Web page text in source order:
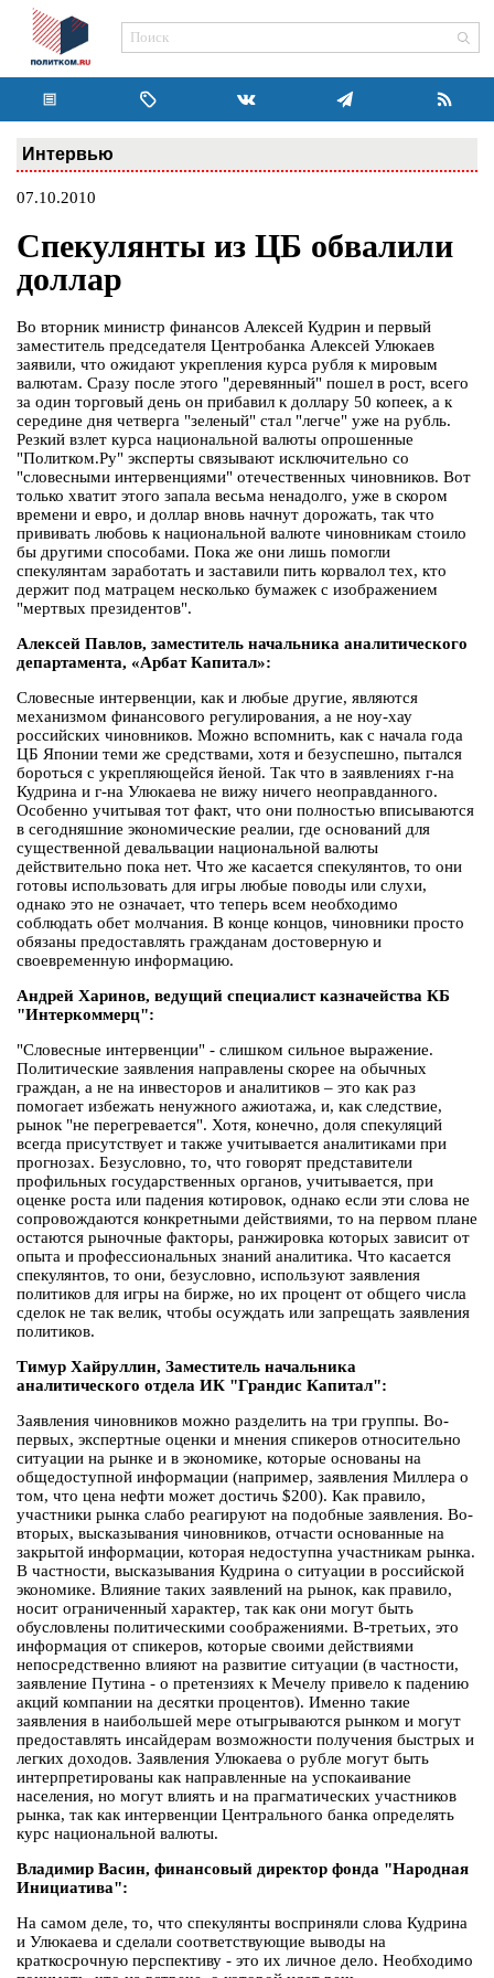
Интервью
07.10.2010
Спекулянты из ЦБ обвалили
доллар
Во вторник министр финансов Алексей Кудрин и первый
заместитель председателя Центробанка Алексей Улюкаев
заявили, что ожидают укрепления курса рубля к мировым
валютам. Сразу после этого "деревянный" пошел в рост, всего
за один торговый день он прибавил к доллару 50 копеек, а к
середине дня четверга "зеленый" стал "легче" уже на рубль.
Резкий взлет курса национальной валюты опрошенные
"Политком.Ру" эксперты связывают исключительно со
"словесными интервенциями" отечественных чиновников. Вот
только хватит этого запала весьма ненадолго, уже в скором
времени и евро, и доллар вновь начнут дорожать, так что
прививать любовь к национальной валюте чиновникам стоило
бы другими способами. Пока же они лишь помогли
спекулянтам заработать и заставили пить корвалол тех, кто
держит под матрацем несколько бумажек с изображением
"мертвых президентов".
Алексей Павлов, заместитель начальника аналитического
департамента, «Арбат Капитал»:
Словесные интервенции, как и любые другие, являются
механизмом финансового регулирования, а не ноу-хау
российских чиновников. Можно вспомнить, как с начала года
ЦБ Японии теми же средствами, хотя и безуспешно, пытался
бороться с укрепляющейся йеной. Так что в заявлениях г-на
Кудрина и г-на Улюкаева не вижу ничего неоправданного.
Особенно учитывая тот факт, что они полностью вписываются
в сегодняшние экономические реалии, где оснований для
существенной девальвации национальной валюты
действительно пока нет. Что же касается спекулянтов, то они
готовы использовать для игры любые поводы или слухи,
однако это не означает, что теперь всем необходимо
соблюдать обет молчания. В конце концов, чиновники просто
обязаны предоставлять гражданам достоверную и
своевременную информацию.
Андрей Харинов, ведущий специалист казначейства КБ
"Интеркоммерц":
"Словесные интервенции" - слишком сильное выражение.
Политические заявления направлены скорее на обычных
граждан, а не на инвесторов и аналитиков – это как раз
помогает избежать ненужного ажиотажа, и, как следствие,
рынок "не перегревается". Хотя, конечно, доля спекуляций
всегда присутствует и также учитывается аналитиками при
прогнозах. Безусловно, то, что говорят представители
профильных государственных органов, учитывается, при
оценке роста или падения котировок, однако если эти слова не
сопровождаются конкретными действиями, то на первом плане
остаются рыночные факторы, ранжировка которых зависит от
опыта и профессиональных знаний аналитика. Что касается
спекулянтов, то они, безусловно, используют заявления
политиков для игры на бирже, но их процент от общего числа
сделок не так велик, чтобы осуждать или запрещать заявления
политиков.
Тимур Хайруллин, Заместитель начальника
аналитического отдела ИК "Грандис Капитал":
Заявления чиновников можно разделить на три группы. Во-
первых, экспертные оценки и мнения спикеров относительно
ситуации на рынке и в экономике, которые основаны на
общедоступной информации (например, заявления Миллера о
том, что цена нефти может достичь $200). Как правило,
участники рынка слабо реагируют на подобные заявления. Во-
вторых, высказывания чиновников, отчасти основанные на
закрытой информации, которая недоступна участникам рынка.
В частности, высказывания Кудрина о ситуации в российской
экономике. Влияние таких заявлений на рынок, как правило,
носит ограниченный характер, так как они могут быть
обусловлены политическими соображениями. В-третьих, это
информация от спикеров, которые своими действиями
непосредственно влияют на развитие ситуации (в частности,
заявление Путина - о претензиях к Мечелу привело к падению
акций компании на десятки процентов). Именно такие
заявления в наибольшей мере отыгрываются рынком и могут
предоставлять инсайдерам возможности получения быстрых и
легких доходов. Заявления Улюкаева о рубле могут быть
интерпретированы как направленные на успокаивание
населения, но могут влиять и на прагматических участников
рынка, так как интервенции Центрального банка определять
курс национальной валюты.
Владимир Васин, финансовый директор фонда "Народная
Инициатива":
На самом деле, то, что спекулянты восприняли слова Кудрина
и Улюкаева и сделали соответствующие выводы на
краткосрочную перспективу - это их личное дело. Необходимо